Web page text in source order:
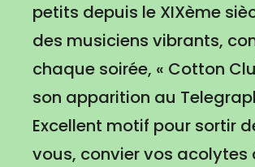
petits depuis le XIXème
des musiciens vibrants,
chaque soirée, « Cotton
son apparition au
Excellent motif pour sortir
vous, convier vos acolytes